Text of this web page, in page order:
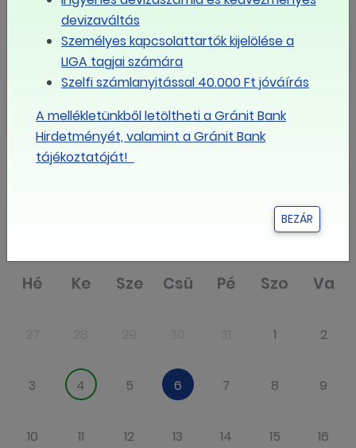
Az ETUC Végrehajtó Bizottsága évente négyszer
MEGOSZTOM FACEBOOKON
LINK MÁSOLÁSA
Hé Ke Sze Csü Pé Szo Va
1 2
3 4 5 6 7 8 9
10 11 12 13 14 15 16
devizaváltás
Személyes kapcsolattartók kijelölése a
LIGA tagjai számára
Szelfi számlanyitással 40.000 Ft jóváírás
A mellékletünkből letöltheti a Gránit Bank
Hirdetményét, valamint a Gránit Bank
tájékoztatóját!
BEZÁR